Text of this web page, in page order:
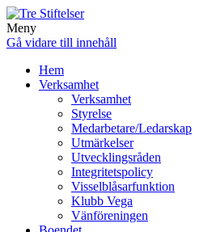
Meny
Gå vidare till innehåll
Hem
Verksamhet
Verksamhet
Styrelse
Medarbetare/Ledarskap
Utmärkelser
Utvecklingsråden
Integritetspolicy
Visselblåsarfunktion
Klubb Vega
Vänföreningen